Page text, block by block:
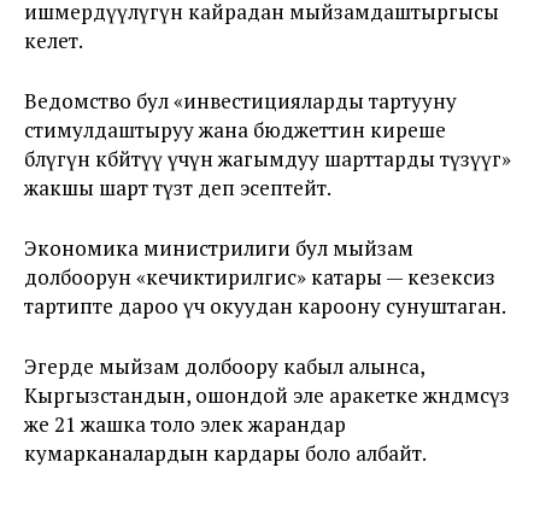
ишмердүүлүгүн кайрадан мыйзамдаштыргысы
келет.
Ведомство бул «инвестицияларды тартууну
стимулдаштыруу жана бюджеттин киреше
бөлүгүн көбөйтүү үчүн жагымдуу шарттарды түзүүгө»
жакшы шарт түзөт деп эсептейт.
Экономика министрилиги бул мыйзам
долбоорун «кечиктирилгис» катары — кезексиз
тартипте дароо үч окуудан кароону сунуштаган.
Эгерде мыйзам долбоору кабыл алынса,
Кыргызстандын, ошондой эле аракетке жөндөмсүз
же 21 жашка толо элек жарандар
кумарканалардын кардары боло албайт.